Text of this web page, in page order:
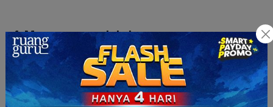
4. Mampu mengelola keuangan
Pisahkan antara pendapatan dari hasil berwirausaha dengan
keuangan pribadi. Saat memilih untuk berwirausaha, kamu
harus mampu mengelola keuangan. Harus ada pembagiannya
nih, mana yang digunakan untuk membeli bahan baku,
promosi, dan gaji karyawan. Sulit ya kelihatannya? Namanya